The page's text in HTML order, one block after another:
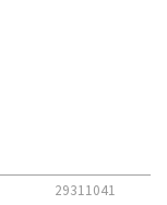
29311041